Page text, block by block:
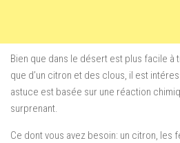
Bien que dans le désert est plus facile à
que d’un citron et des clous, il est
astuce est basée sur une réaction
surprenant.
Ce dont vous avez besoin: un citron, les